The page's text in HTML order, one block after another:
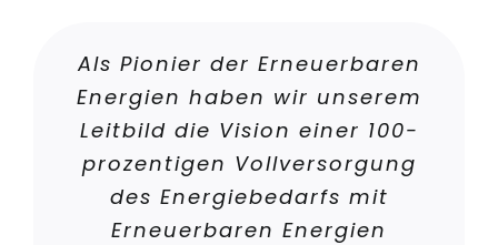
Als Pionier der Erneuerbaren
Energien haben wir unserem
Leitbild die Vision einer 100-
prozentigen Vollversorgung
des Energiebedarfs mit
Erneuerbaren Energien